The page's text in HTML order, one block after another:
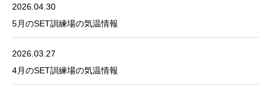
2026.04.30
5月のSET訓練場の気温情報
2026.03.27
4月のSET訓練場の気温情報